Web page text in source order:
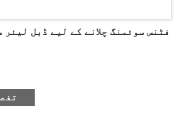
فٹنس سوئمنگ چلانے کے لیے ڈبل لیئر